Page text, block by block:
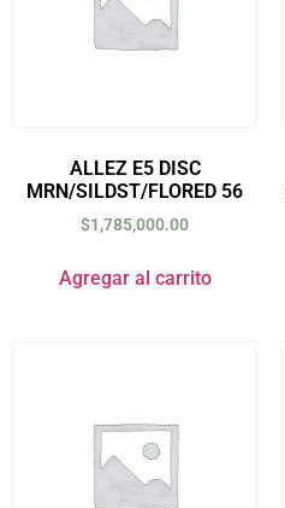
ALLEZ E5 DISC
MRN/SILDST/FLORED 56
$1,785,000.00
Agregar al carrito